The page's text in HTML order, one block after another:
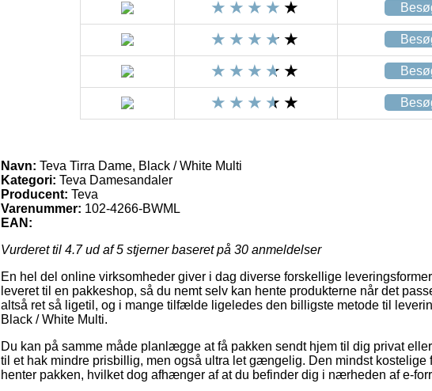
Navn: Teva Tirra Dame, Black / White Multi
Kategori: Teva Damesandaler
Producent: Teva
Varenummer: 102-4266-BWML
EAN:
Vurderet til 4.7ud af 5 stjerner baseret på 30 anmeldelser
En hel del online virksomheder giver i dag diverse forskellige
leveret til en pakkeshop, så du nemt selv kan hente produkterne når det
altså ret så ligetil, og i mange tilfælde ligeledes den billigste metode til
Black / White Multi.
Du kan på samme måde planlægge at få pakken sendt hjem til dig privat
til et hak mindre prisbillig, men også ultra let gængelig. Den mindst kostelige
henter pakken, hvilket dog afhænger af at du befinder dig i nærheden af e-